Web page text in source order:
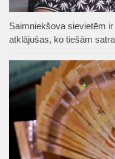
Saimniekšova sievietēm
atklājušas, ko tiešām